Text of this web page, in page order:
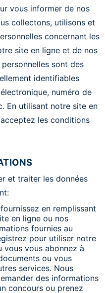
vous informer de nos
collectons, utilisons et
concernant les
site en ligne et de nos
sont des
identifiables
numéro de
En utilisant notre site en
les conditions
et traiter les données
en remplissant
en ligne ou nos
fournies au
pour utiliser notre
vous vous abonnez à
ou vous
services. Nous
des informations
concours ou prenez